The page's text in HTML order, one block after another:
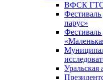
ВФСК
парус»
Уральская